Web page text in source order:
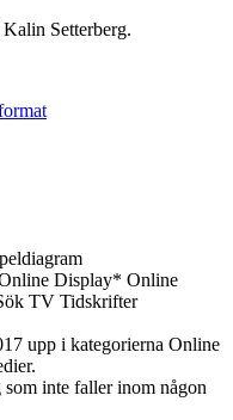
Setterberg.
Display* Online
TV Tidskrifter
upp i kategorierna Online
inte faller inom någon